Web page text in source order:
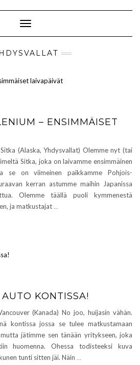
Toggle Navigation
– ENSIMMÄISET
(Alaska, Yhdysvallat) Olemme nyt (tai
Sitka, joka on laivamme ensimmäinen
se on viimeinen paikkamme Pohjois-
kerran astumme maihin Japanissa
Olemme täällä puoli kymmenestä
ja matkustajat …
KONTISSA!
(Kanada) No joo, huijasin vähän.
kontissa jossa se tulee matkustamaan
jätimme sen tänään yritykseen, joka
huomenna. Ohessa todisteeksi kuva
tunti sitten jäi. Näin …